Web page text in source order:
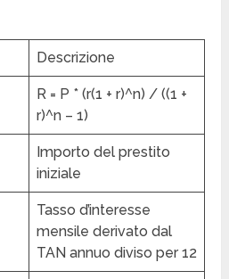
Descrizione
R = P * (r(1 + r)^n) / ((1 +
r)^n – 1)
Importo del prestito
iniziale
Tasso d’interesse
mensile derivato dal
TAN annuo diviso per 12